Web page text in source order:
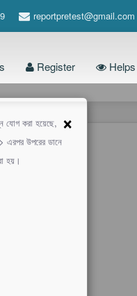
reportpretest@gmail.com
Register Helps
×
যোগ করা হয়েছে,
এরপর উপরের ডানে
হয়।